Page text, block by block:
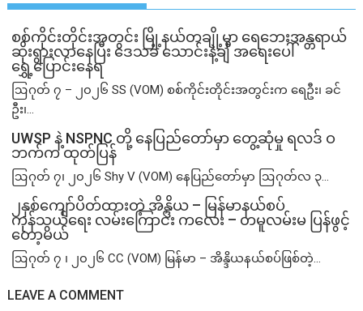
စစ်ကိုင်းတိုင်းအတွင်း မြို့နယ်တချို့မှာ ရေဘေးအန္တရာယ်
ဆိုးရွားလာနေပြီး ဒေသခံ သောင်းနဲ့ချီ အရေးပေါ်
ရွှေ့ပြောင်းနေရ
ဩဂုတ် ၇ – ၂၀၂၆ SS (VOM) စစ်ကိုင်းတိုင်းအတွင်းက ရေဦး၊ ခင်
ဦး၊...
UWSP နဲ့ NSPNC တို့ နေပြည်တော်မှာ တွေ့ဆုံမှု ရလဒ် ဝ
ဘက်က ထုတ်ပြန်
ဩဂုတ် ၇၊ ၂၀၂၆ Shy V (VOM) နေပြည်တော်မှာ ဩဂုတ်လ ၃...
၂နှစ်​ကျော်ပိတ်ထားတဲ့ အိန္ဒိယ – မြန်မာနယ်စပ်
ကုန်သွယ်ရေး လမ်းကြောင်း ကလေး – တမူလမ်းမ ပြန်ဖွင့်
တော့မယ်
ဩဂုတ် ၇ ၊ ၂၀၂၆ CC (VOM) မြန်မာ – အိန္ဒိယနယ်စပ်ဖြစ်တဲ့...
LEAVE A COMMENT